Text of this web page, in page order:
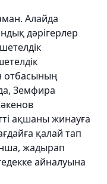
Алайда
дәрігерлер
отбасының
Земфира
ақшаны жинауға
қалай тап
жадырап
айналуына